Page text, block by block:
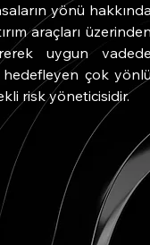
yönü
araçları
uygun
hedefleyen çok
risk yöneticisidir.